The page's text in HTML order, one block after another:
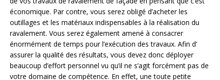
économique. Par contre, vous serez obligé d’acheter les
outillages et les matériaux indispensables à la réalisation du
ravalement. Vous serez également amené à consacrer
énormément de temps pour l’exécution des travaux. Afin d’
assurer la qualité des résultats, vous devez donc déployer
beaucoup d’effort personnel vu qu’il ne s’agit forcément pas de
votre domaine de compétence. En effet, une toute petite